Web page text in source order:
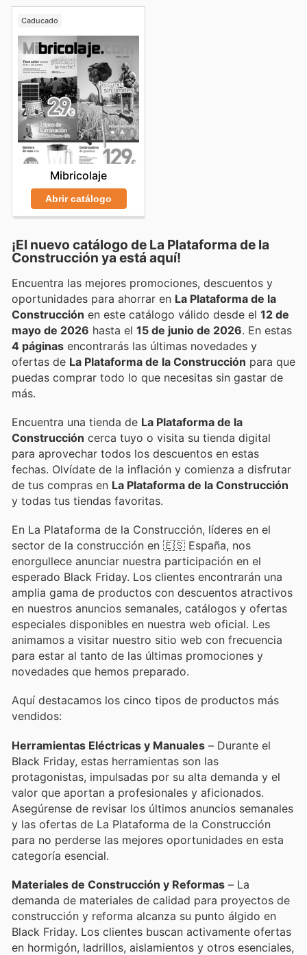
Caducado
Mibricolaje
Abrir catálogo
¡El nuevo catálogo de La Plataforma de la
Construcción ya está aquí!
Encuentra las mejores promociones, descuentos y
oportunidades para ahorrar en La Plataforma de la
Construcción en este catálogo válido desde el 12 de
mayo de 2026 hasta el 15 de junio de 2026 . En estas
4 páginas encontrarás las últimas novedades y
ofertas de La Plataforma de la Construcción para que
puedas comprar todo lo que necesitas sin gastar de
más.
Encuentra una tienda de La Plataforma de la
Construcción cerca tuyo o visita su tienda digital
para aprovechar todos los descuentos en estas
fechas. Olvídate de la inflación y comienza a disfrutar
de tus compras en La Plataforma de la Construcción
y todas tus tiendas favoritas.
En La Plataforma de la Construcción, líderes en el
sector de la construcción en 🇪🇸 España, nos
enorgullece anunciar nuestra participación en el
esperado Black Friday. Los clientes encontrarán una
amplia gama de productos con descuentos atractivos
en nuestros anuncios semanales, catálogos y ofertas
especiales disponibles en nuestra web oficial. Les
animamos a visitar nuestro sitio web con frecuencia
para estar al tanto de las últimas promociones y
novedades que hemos preparado.
Aquí destacamos los cinco tipos de productos más
vendidos:
Herramientas Eléctricas y Manuales – Durante el
Black Friday, estas herramientas son las
protagonistas, impulsadas por su alta demanda y el
valor que aportan a profesionales y aficionados.
Asegúrense de revisar los últimos anuncios semanales
y las ofertas de La Plataforma de la Construcción
para no perderse las mejores oportunidades en esta
categoría esencial.
Materiales de Construcción y Reformas – La
demanda de materiales de calidad para proyectos de
construcción y reforma alcanza su punto álgido en
Black Friday. Los clientes buscan activamente ofertas
en hormigón, ladrillos, aislamientos y otros esenciales,